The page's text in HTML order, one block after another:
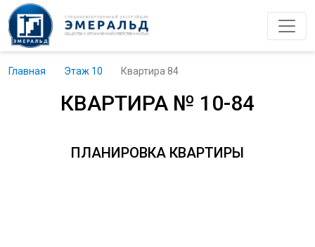
Главная Этаж 10 Квартира 84
КВАРТИРА № 10-84
ПЛАНИРОВКА КВАРТИРЫ